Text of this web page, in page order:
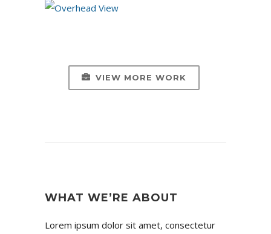
VIEW MORE WORK
WHAT WE’RE ABOUT
Lorem ipsum dolor sit amet, consectetur